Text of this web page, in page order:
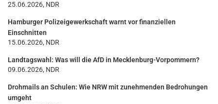
25.06.2026, NDR
Hamburger Polizeigewerkschaft warnt vor finanziellen
Einschnitten
15.06.2026, NDR
Landtagswahl: Was will die AfD in Mecklenburg-Vorpommern?
09.06.2026, NDR
Drohmails an Schulen: Wie NRW mit zunehmenden Bedrohungen
umgeht